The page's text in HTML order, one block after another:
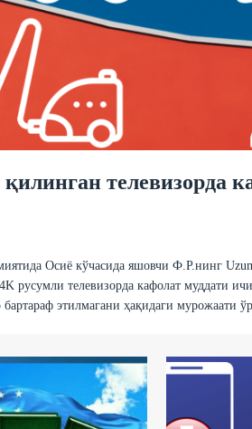
телевизорда
Осиё кўчасида яшовчи Ф.Р.нинг
русумли телевизорда кафолат муддати
этилмагани ҳақидаги мурожаати